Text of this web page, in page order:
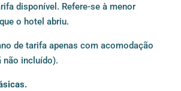
disponível. Refere-se à menor
o hotel abriu.
de tarifa apenas com acomodação
não incluído).